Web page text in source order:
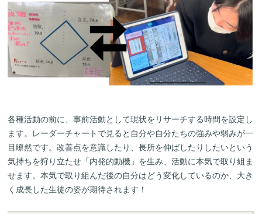
各種活動の前に、事前活動として現状をリサーチする時間を設定し
ます。レーダーチャートで見ると自分や自分たちの強みや弱みが一
目瞭然です。改善点を意識したり、長所を伸ばしたりしたいという
気持ちを狩り立たせ「内発的動機」を生み、活動に本気で取り組ま
せます。本気で取り組んだ後の自分はどう変化しているのか、大き
く成長した生徒の姿が期待されます！